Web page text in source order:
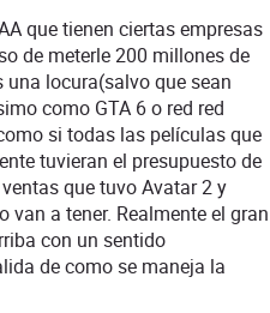
que tienen ciertas empresas
de meterle 200 millones de
locura(salvo que sean
como GTA 6 o red red
si todas las películas que
tuvieran el presupuesto de
que tuvo Avatar 2 y
van a tener. Realmente el gran
con un sentido
de como se maneja la